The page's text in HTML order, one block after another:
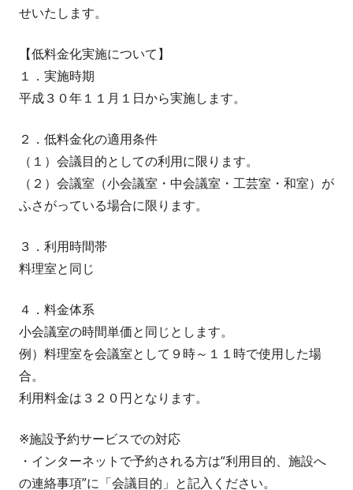
せいたします。
【低料金化実施について】
１．実施時期
平成３０年１１月１日から実施します。
２．低料金化の適用条件
（１）会議目的としての利用に限ります。
（２）会議室（小会議室・中会議室・工芸室・和室）が
ふさがっている場合に限ります。
３．利用時間帯
料理室と同じ
４．料金体系
小会議室の時間単価と同じとします。
例）料理室を会議室として９時～１１時で使用した場
合。
利用料金は３２０円となります。
※施設予約サービスでの対応
・インターネットで予約される方は“利用目的、施設へ
の連絡事項”に「会議目的」と記入ください。